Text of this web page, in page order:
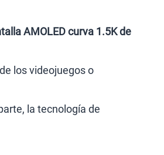
AMOLED curva 1.5K de
los videojuegos o
la tecnología de